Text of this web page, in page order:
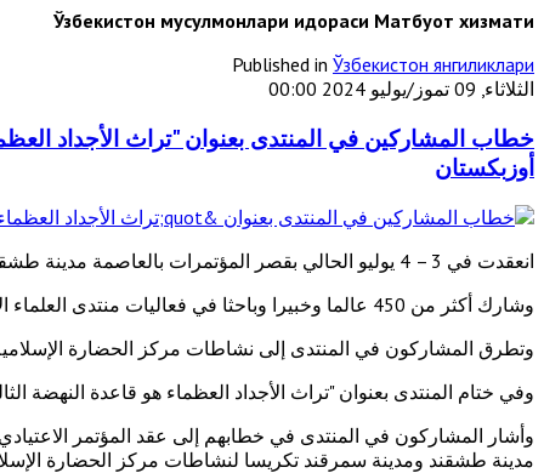
Ўзбекистон мусулмонлари идораси Матбуот хизмати
Published in Ўзбекистон янгиликлари
الثلاثاء, 09 تموز/يوليو 2024 00:00
خطاب المشاركين في المنتدى بعنوان "تراث الأجداد
أوزبكستان
انعقدت في 3 – 4 يوليو الحالي بقصر المؤتمرات بالعاصمة مدينة طشقند
وشارك أكثر من 450 عالما وخبيرا وباحثا في فعاليات منتدى العلماء الأوزبك بعنوان "تراث الأجداد العظماء هو قاعدة النهضة الثالثة" .
وتطرق المشاركون في المنتدى إلى نشاطات مركز الحضارة
وفي ختام المنتدى بعنوان "تراث الأجداد العظماء هو قاعدة
وأشار المشاركون في المنتدى في خطابهم إلى عقد المؤتمر
مدينة طشقند ومدينة سمرقند تكريسا لنشاطات مركز الحضارة